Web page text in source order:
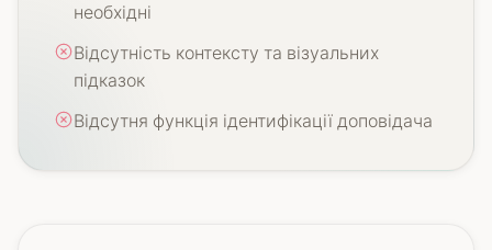
необхідні
Відсутність контексту та візуальних
підказок
Відсутня функція ідентифікації доповідача